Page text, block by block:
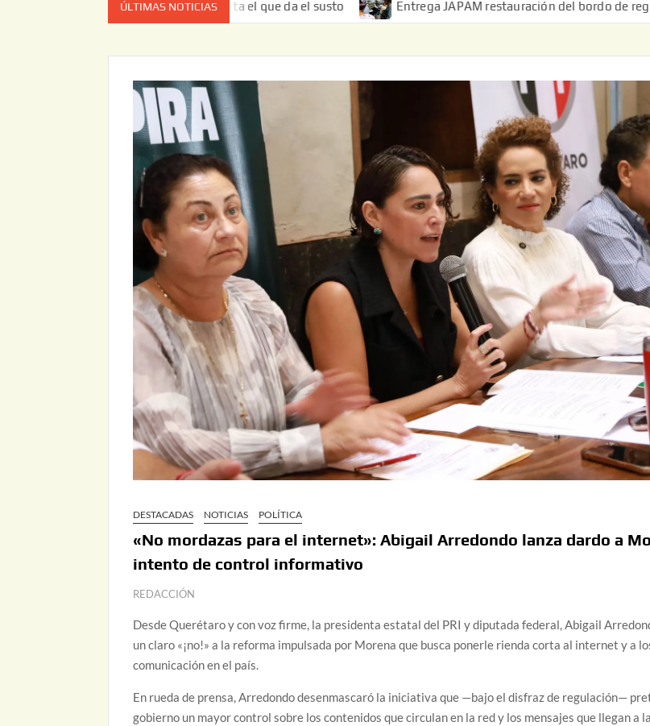
ÚLTIMAS NOTICIAS
no es el estado de cuenta el que da el susto Entrega JAPAM restauración del bordo de regulación en el
DESTACADAS NOTICIAS POLÍTICA
«No mordazas para el internet»: Abigail Arredondo lanza dardo a
intento de control informativo
REDACCIÓN
Desde Querétaro y con voz firme, la presidenta estatal del PRI y diputada federal, Abigail
un claro «¡no!» a la reforma impulsada por Morena que busca ponerle rienda corta al internet y a
comunicación en el país.
En rueda de prensa, Arredondo desenmascaró la iniciativa que —bajo el disfraz de regulación—
gobierno un mayor control sobre los contenidos que circulan en la red y los mensajes que llegan a